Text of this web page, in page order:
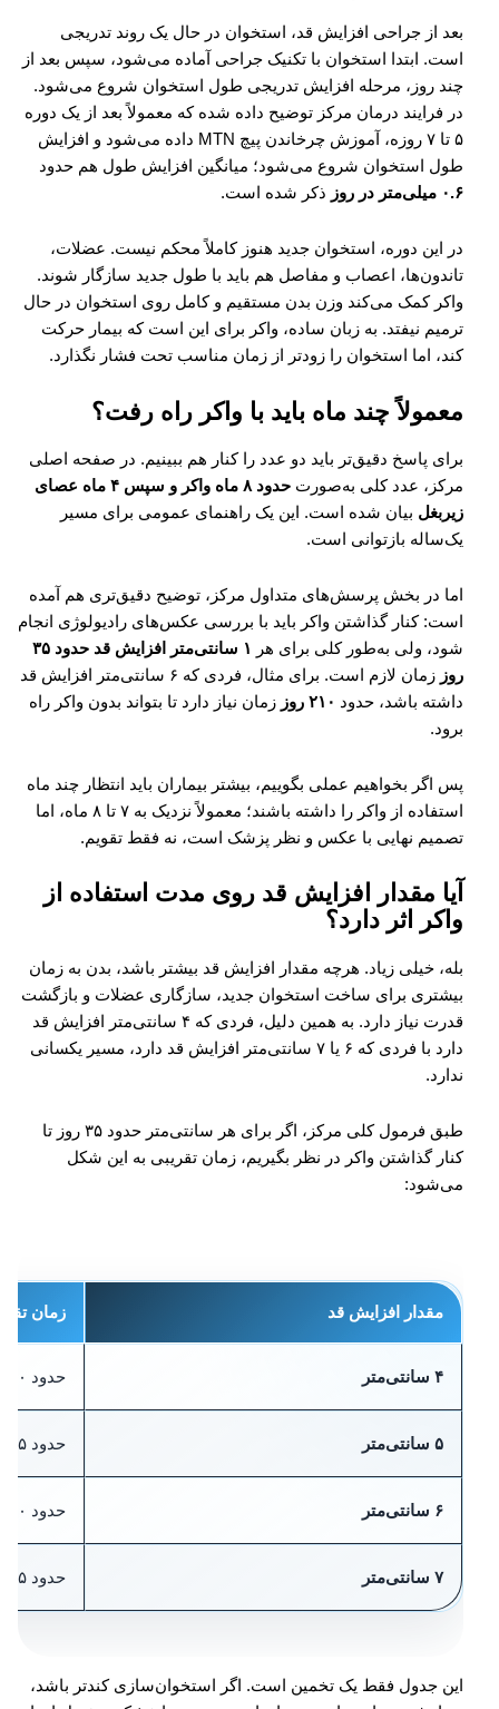
بعد از جراحی افزایش قد، استخوان در حال یک روند تدریجی
است. ابتدا استخوان با تکنیک جراحی آماده می‌شود، سپس بعد از
چند روز، مرحله افزایش تدریجی طول استخوان شروع می‌شود.
در فرایند درمان مرکز توضیح داده شده که معمولاً بعد از یک دوره
۵ تا ۷ روزه، آموزش چرخاندن پیچ MTN داده می‌شود و افزایش
طول استخوان شروع می‌شود؛ میانگین افزایش طول هم حدود
۰.۶ میلی‌متر در روز
ذکر شده است.
در این دوره، استخوان جدید هنوز کاملاً محکم نیست. عضلات،
تاندون‌ها، اعصاب و مفاصل هم باید با طول جدید سازگار شوند.
واکر کمک می‌کند وزن بدن مستقیم و کامل روی استخوان در حال
ترمیم نیفتد. به زبان ساده، واکر برای این است که بیمار حرکت
کند، اما استخوان را زودتر از زمان مناسب تحت فشار نگذارد.
معمولاً چند ماه باید با واکر راه رفت؟
برای پاسخ دقیق‌تر باید دو عدد را کنار هم ببینیم. در صفحه اصلی
مرکز، عدد کلی به‌صورت
حدود ۸ ماه واکر و سپس ۴ ماه عصای
زیربغلبیان شده است. این یک راهنمای عمومی برای مسیر
یک‌ساله بازتوانی است.
اما در بخش پرسش‌های متداول مرکز، توضیح دقیق‌تری هم آمده
است: کنار گذاشتن واکر باید با بررسی عکس‌های رادیولوژی انجام
شود، ولی به‌طور کلی برای هر
۱ سانتی‌متر افزایش قد حدود ۳۵
روز
زمان لازم است. برای مثال، فردی که ۶ سانتی‌متر افزایش قد
داشته باشد، حدود۲۱۰ روز
زمان نیاز دارد تا بتواند بدون واکر راه
برود.
پس اگر بخواهیم عملی بگوییم، بیشتر بیماران باید انتظار چند ماه
استفاده از واکر را داشته باشند؛ معمولاً نزدیک به ۷ تا ۸ ماه، اما
تصمیم نهایی با عکس و نظر پزشک است، نه فقط تقویم.
آیا مقدار افزایش قد روی مدت استفاده از
واکر اثر دارد؟
بله، خیلی زیاد. هرچه مقدار افزایش قد بیشتر باشد، بدن به زمان
بیشتری برای ساخت استخوان جدید، سازگاری عضلات و بازگشت
قدرت نیاز دارد. به همین دلیل، فردی که ۴ سانتی‌متر افزایش قد
دارد با فردی که ۶ یا ۷ سانتی‌متر افزایش قد دارد، مسیر یکسانی
ندارد.
طبق فرمول کلی مرکز، اگر برای هر سانتی‌متر حدود ۳۵ روز تا
کنار گذاشتن واکر در نظر بگیریم، زمان تقریبی به این شکل
می‌شود:
مقدار افزایش قد زمان
حدود ۱۴۰ روز، نزدیک ۴.۵ ماه
حدود ۱۷۵ روز، نزدیک ۶ ماه
حدود ۲۱۰ روز، نزدیک ۷ ماه
۷ سانتی‌متر حدود ۲۴۵ روز، نزدیک ۸ ماه
این جدول فقط یک تخمین است. اگر استخوان‌سازی کندتر باشد،